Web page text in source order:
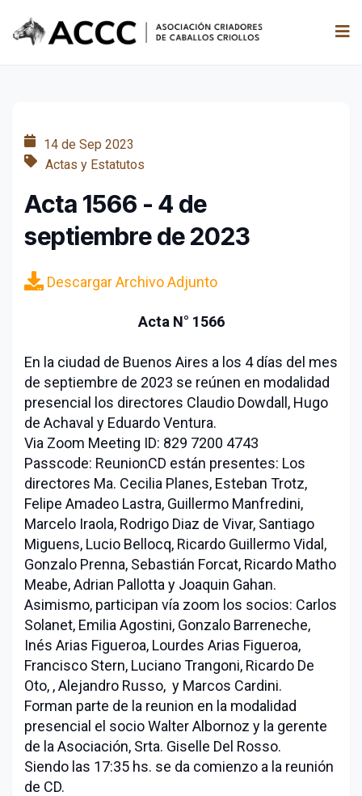
14 de Sep 2023
Actas y Estatutos
Acta 1566 - 4 de
septiembre de 2023
Descargar Archivo Adjunto
Acta N° 1566
En la ciudad de Buenos Aires a los 4 días del mes
de septiembre de 2023 se reúnen en modalidad
presencial los directores Claudio Dowdall, Hugo
de Achaval y Eduardo Ventura.
Via Zoom Meeting ID: 829 7200 4743
Passcode: ReunionCD están presentes: Los
directores Ma. Cecilia Planes, Esteban Trotz,
Felipe Amadeo Lastra, Guillermo Manfredini,
Marcelo Iraola, Rodrigo Diaz de Vivar, Santiago
Miguens, Lucio Bellocq, Ricardo Guillermo Vidal,
Gonzalo Prenna, Sebastián Forcat, Ricardo Matho
Meabe, Adrian Pallotta y Joaquin Gahan.
Asimismo, participan vía zoom los socios: Carlos
Solanet, Emilia Agostini, Gonzalo Barreneche,
Inés Arias Figueroa, Lourdes Arias Figueroa,
Francisco Stern, Luciano Trangoni, Ricardo De
Oto, , Alejandro Russo, y Marcos Cardini.
Forman parte de la reunion en la modalidad
presencial el socio Walter Albornoz y la gerente
de la Asociación, Srta. Giselle Del Rosso.
Siendo las 17:35 hs. se da comienzo a la reunión
de CD.